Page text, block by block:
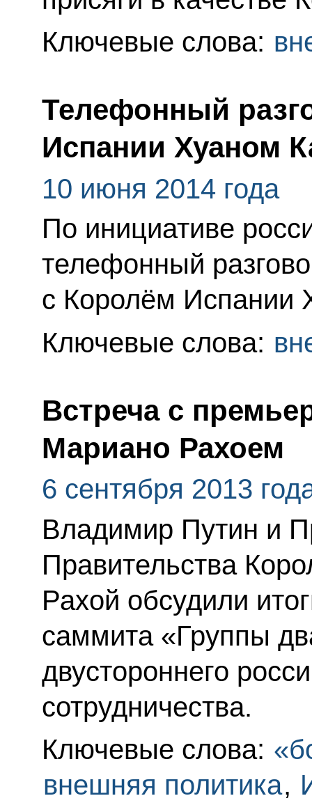
Ключевые слова:
Телефонный
Испании Хуаном
10 июня 2014 года
По инициативе
телефонный
с Королём Испании
Ключевые слова:
Встреча с
Мариано Рахоем
6 сентября 2013
Владимир Путин и
Правительства
Рахой обсудили
саммита «Группы
двустороннего
сотрудничества.
Ключевые слова:
внешняя политика,